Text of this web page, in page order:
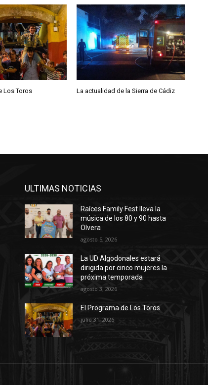
e
c
h
a
a
r
i
p
a
a
u
n
o
Los Toros La actualidad de la Sierra de Cádiz
ULTIMAS NOTICIAS
Raíces Family Fest lleva la
música de los 80 y 90 hasta
Olvera
agosto 5, 2026
La UD Algodonales estará
dirigida por cinco mujeres la
próxima temporada
agosto 3, 2026
El Programa de Los Toros
julio 31, 2026